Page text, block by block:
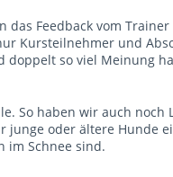
das Feedback vom
Kursteilnehmer und
doppelt so viel Meinung
So haben wir auch noch
junge oder ältere Hunde
im Schnee sind.